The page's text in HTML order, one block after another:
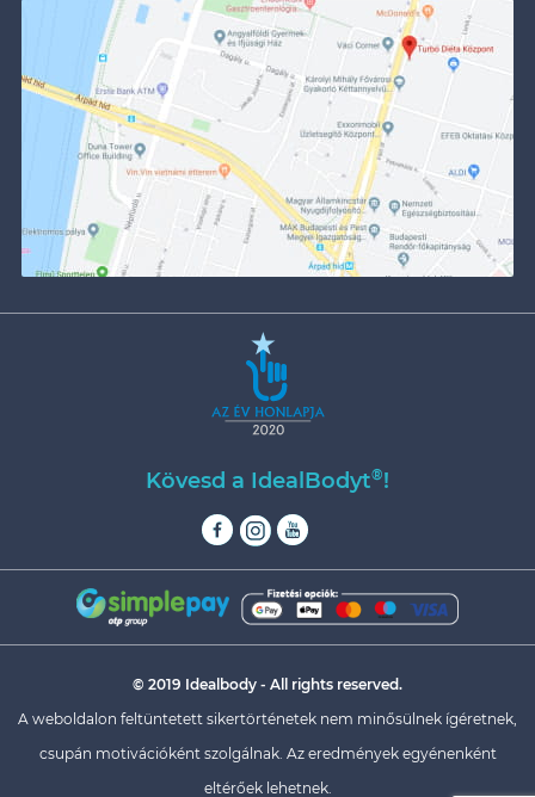
Kövesd a IdealBodyt®!
© 2019 Idealbody - All rights reserved.
A weboldalon feltüntetett sikertörténetek nem minősülnek ígéretnek,
csupán motivációként szolgálnak. Az eredmények egyénenként
eltérőek lehetnek.